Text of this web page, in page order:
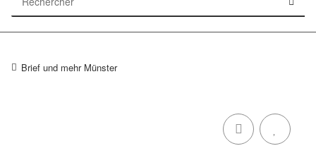
Brief und mehr Münster